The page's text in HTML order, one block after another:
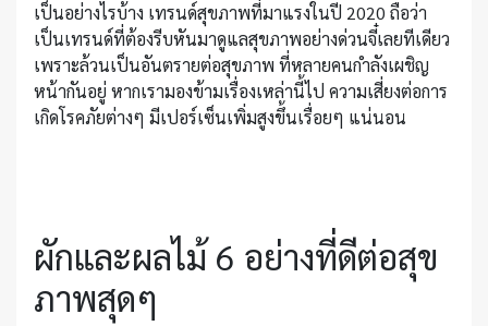
เป็นอย่างไรบ้าง เทรนด์สุขภาพที่มาแรงในปี 2020 ถือว่า
เป็นเทรนด์ที่ต้องรีบหันมาดูแลสุขภาพอย่างด่วนจี๋เลยทีเดียว
เพราะล้วนเป็นอันตรายต่อสุขภาพ ที่หลายคนกำลังเผชิญ
หน้ากันอยู่ หากเรามองข้ามเรื่องเหล่านี้ไป ความเสี่ยงต่อการ
เกิดโรคภัยต่างๆ มีเปอร์เซ็นเพิ่มสูงขึ้นเรื่อยๆ แน่นอน
ผักและผลไม้ 6 อย่างที่ดีต่อสุข
ภาพสุดๆ